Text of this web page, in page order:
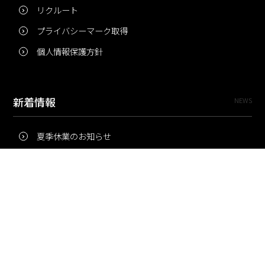
リクルート
プライバシーマーク取得
個人情報保護方針
新着情報 NEWS
夏季休業のお知らせ